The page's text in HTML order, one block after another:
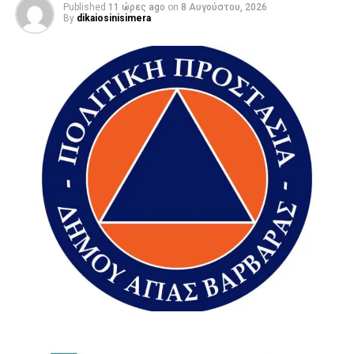
Published 11 ώρες ago on 8 Αυγούστου, 2026
By dikaiosinisimera